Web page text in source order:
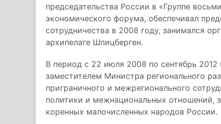
председательства России в «Группе
экономического форума, обеспечивал
сотрудничества в 2008 году, занимался
архипелаге Шпицберген.
В период с 22 июля 2008 по сентябрь
заместителем Министра регионального
приграничного и межрегионального
политики и межнациональных отношений,
коренных малочисленных народов России.